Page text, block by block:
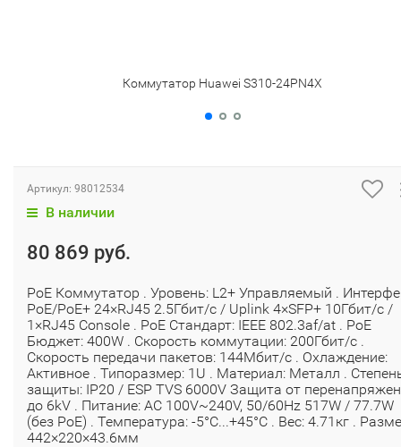
Коммутатор Huawei S310-24PN4X
Артикул: 98012534
В наличии
80 869 руб.
PoE Коммутатор . Уровень: L2+ Управляемый .
PoE/PoE+ 24×RJ45 2.5Гбит/с / Uplink 4×SFP+ 10Гбит/с /
1×RJ45 Console . PoE Стандарт: IEEE 802.3af/at . PoE
Бюджет: 400W . Скорость коммутации: 200Гбит/с .
Скорость передачи пакетов: 144Мбит/с . Охлаждение:
Активное . Типоразмер: 1U . Материал: Металл .
защиты: IP20 / ESP TVS 6000V Защита от
до 6kV . Питание: AC 100V~240V, 50/60Hz 517W / 77.7W
(без PoE) . Температура: -5°C...+45°C . Вес: 4.71кг .
442×220×43.6мм